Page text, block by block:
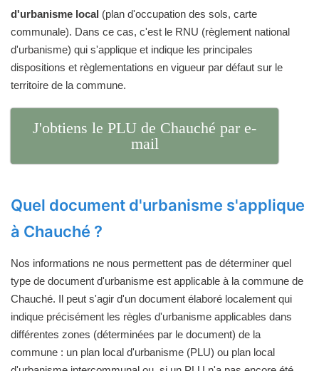
d'urbanisme local (plan d'occupation des sols, carte
communale). Dans ce cas, c'est le RNU (règlement national
d'urbanisme) qui s'applique et indique les principales
dispositions et règlementations en vigueur par défaut sur le
territoire de la commune.
J'obtiens le PLU de Chauché par e-
mail
Quel document d'urbanisme s'applique
à Chauché ?
Nos informations ne nous permettent pas de déterminer quel
type de document d'urbanisme est applicable à la commune de
Chauché. Il peut s'agir d'un document élaboré localement qui
indique précisément les règles d'urbanisme applicables dans
différentes zones (déterminées par le document) de la
commune : un plan local d'urbanisme (PLU) ou plan local